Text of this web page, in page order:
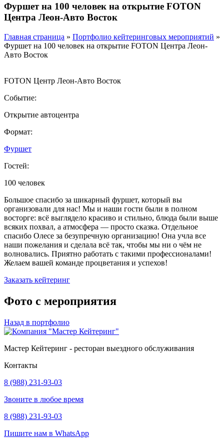
Фуршет на 100 человек на открытие FOTON
Центра Леон-Авто Восток
Главная страница » Портфолио кейтеринговых мероприятий »
Фуршет на 100 человек на открытие FOTON Центра Леон-
Авто Восток
FOTON Центр Леон-Авто Восток
Событие:
Открытие автоцентра
Формат:
Фуршет
Гостей:
100 человек
Большое спасибо за шикарный фуршет, который вы
организовали для нас! Мы и наши гости были в полном
восторге: всё выглядело красиво и стильно, блюда были выше
всяких похвал, а атмосфера — просто сказка. Отдельное
спасибо Олесе за безупречную организацию! Она учла все
наши пожелания и сделала всё так, чтобы мы ни о чём не
волновались. Приятно работать с такими профессионалами!
Желаем вашей команде процветания и успехов!
Заказать кейтеринг
Фото с мероприятия
Назад в портфолио
Мастер Кейтеринг - ресторан выездного обслуживания
Контакты
8 (988) 231-93-03
Звоните в любое время
8 (988) 231-93-03
Пишите нам в WhatsApp